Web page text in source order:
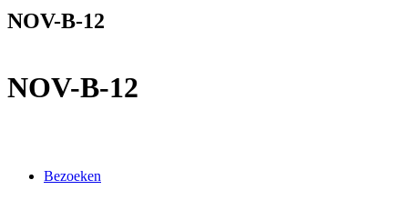
NOV-B-12
NOV-B-12
Bezoeken